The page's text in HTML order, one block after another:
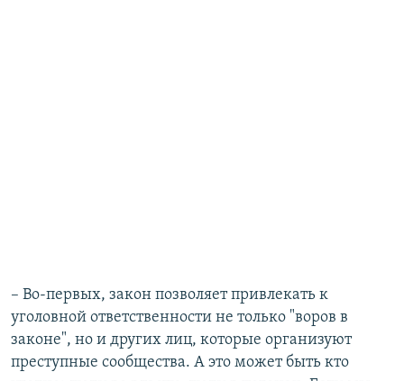
– Во-первых, закон позволяет привлекать к
уголовной ответственности не только "воров в
законе", но и других лиц, которые организуют
преступные сообщества. А это может быть кто